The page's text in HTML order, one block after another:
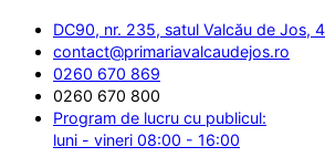
DC90, nr. 235, satul Valcău de Jos,
contact@primariavalcaudejos.ro
0260 670 869
0260 670 800
Program de lucru cu publicul:
luni - vineri 08:00 - 16:00